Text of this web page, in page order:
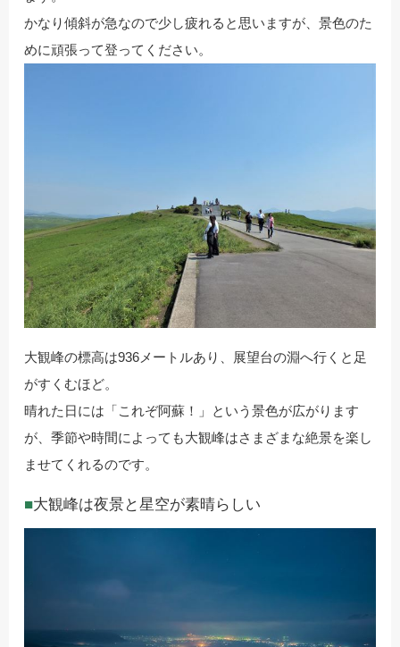
かなり傾斜が急なので少し疲れると思いますが、景色のた
めに頑張って登ってください。
大観峰の標高は936メートルあり、展望台の淵へ行くと足
がすくむほど。
晴れた日には「これぞ阿蘇！」という景色が広がります
が、季節や時間によっても大観峰はさまざまな絶景を楽し
ませてくれるのです。
大観峰は夜景と星空が素晴らしい